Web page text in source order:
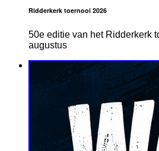
Ridderkerk toernooi 2026
50e editie van het Ridderkerk
augustus